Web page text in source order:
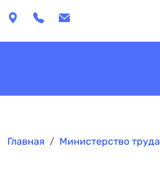
Главная Министерство труда